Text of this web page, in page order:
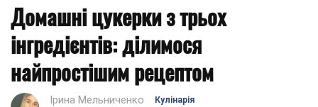
Домашні цукерки з трьох
інгредієнтів: ділимося
найпростішим рецептом
Ірина Мельниченко Кулінарія